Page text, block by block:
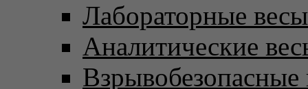
Лабораторные весы
Аналитические
Взрывобезопасные